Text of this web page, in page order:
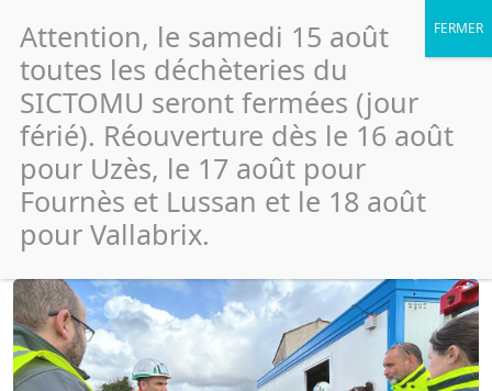
Travaux de la déchèterie de
Fournès
Publié le 12 mars 2025
Attention, le samedi 15 août
toutes les déchèteries du
SICTOMU seront fermées (jour
férié). Réouverture dès le 16 août
pour Uzès, le 17 août pour
Fournès et Lussan et le 18 août
pour Vallabrix.